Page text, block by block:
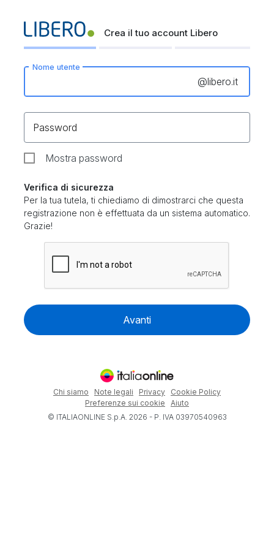
Crea il tuo account Libero
Nome utente
@libero.it
Password
Mostra password
Verifica di sicurezza
Per la tua tutela, ti chiediamo di dimostrarci che questa
registrazione non è effettuata da un sistema automatico.
Grazie!
Avanti
Chi siamo Note legali Privacy
Cookie Policy
Preferenze sui cookie
Aiuto
© ITALIAONLINE S.p.A. 2026 - P. IVA 03970540963